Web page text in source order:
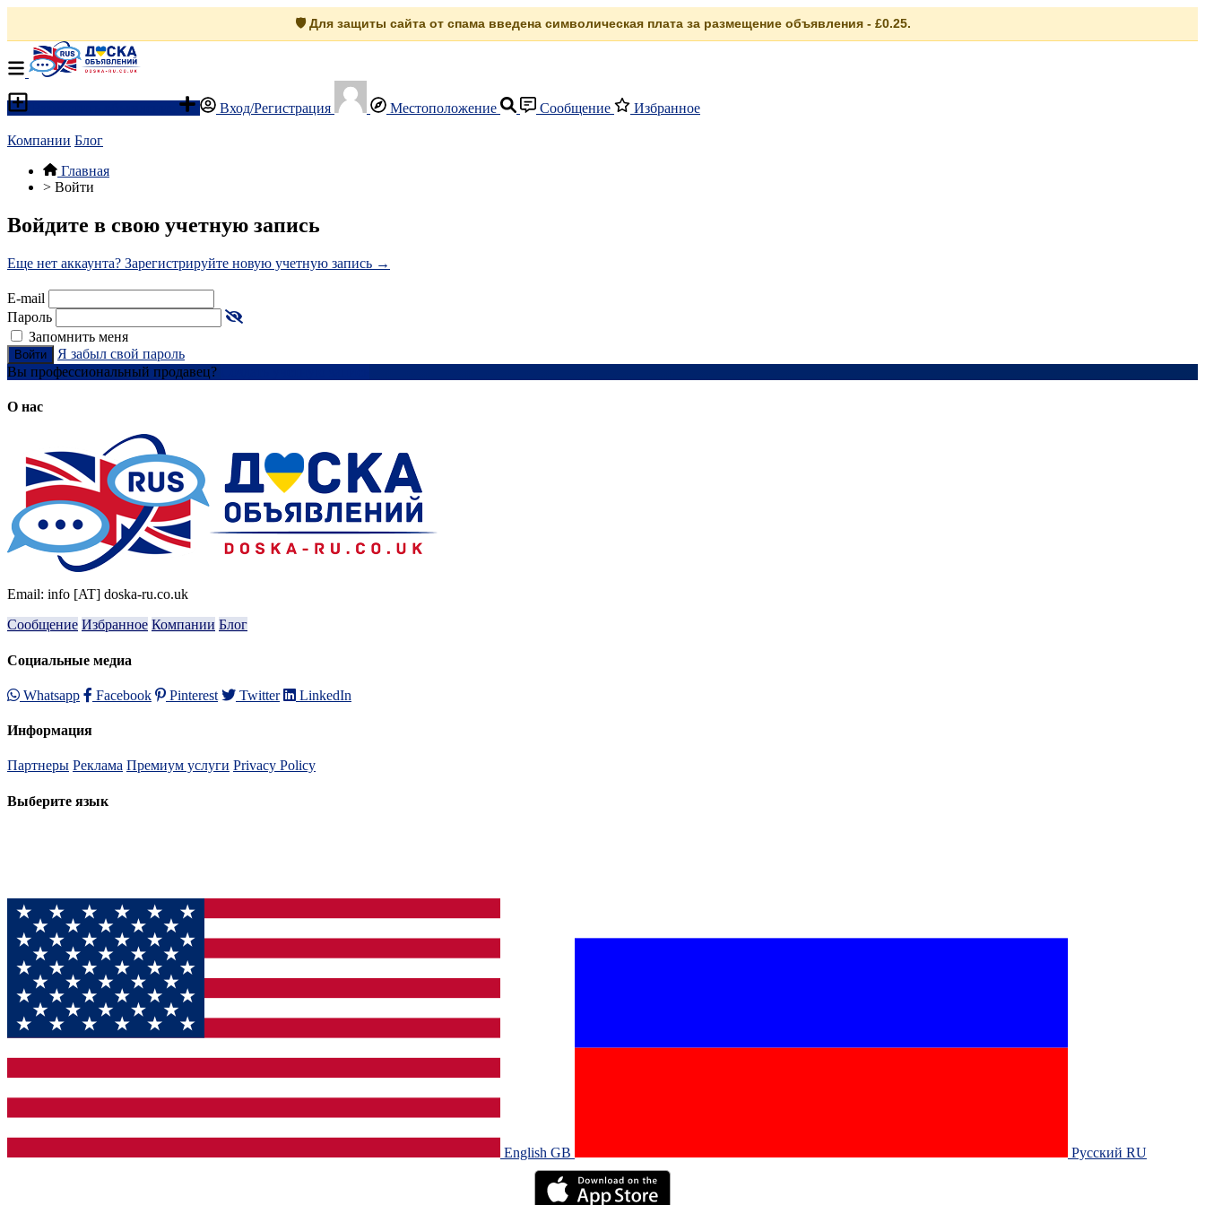
🛡️ Для защиты сайта от спама введена символическая плата за размещение объявления - £0.25.
Вход/Регистрация Местоположение Сообщение Избранное
Компании Блог
Главная
> Войти
Войдите в свою учетную запись
Еще нет аккаунта? Зарегистрируйте новую учетную запись →
E-mail
Пароль
Запомнить меня
Войти
Я забыл свой пароль
Вы профессиональный продавец?
О нас
Email: info [AT] doska-ru.co.uk
Сообщение Избранное Компании Блог
Социальные медиа
Whatsapp Facebook Pinterest Twitter LinkedIn
Информация
Партнеры Реклама Премиум услуги Privacy Policy
Выберите язык
English GB‎ Русский RU‎